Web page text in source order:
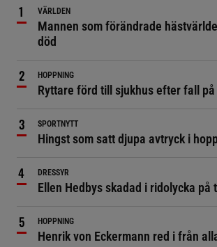
VÄRLDEN
Mannen som förändrade
död
HOPPNING
Ryttare förd till sjukhus efter fall på
SPORTNYTT
Hingst som satt djupa avtryck i
DRESSYR
Ellen Hedbys skadad i ridolycka på
HOPPNING
Henrik von Eckermann red i från